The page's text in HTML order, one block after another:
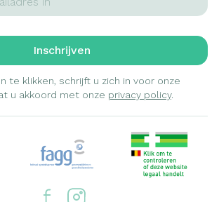
Inschrijven
te klikken, schrijft u zich in voor onze
u akkoord met onze privacy policy.